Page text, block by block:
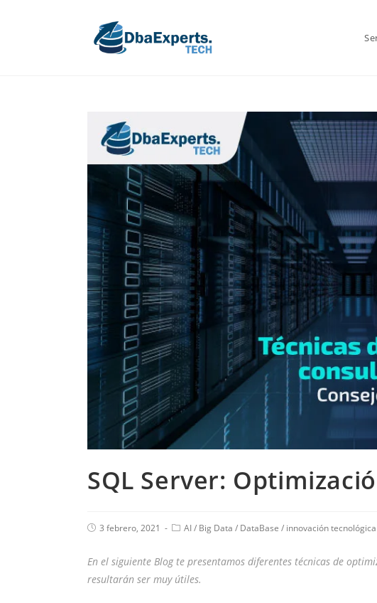
SQL Server:
3 febrero, 2021 AI/ Big Data / DataBase / innovación tecnológica
En el siguiente Blog te presentamos diferentes técnicas de
resultarán ser muy útiles.